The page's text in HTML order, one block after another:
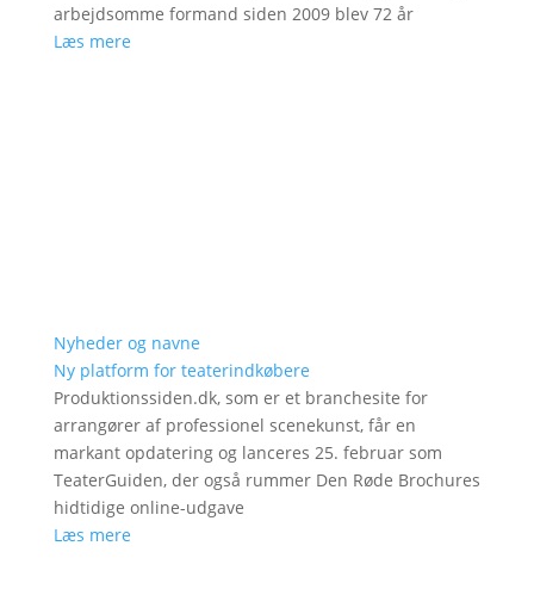
arbejdsomme formand siden 2009 blev 72 år
Læs mere
Nyheder og navne
Ny platform for teaterindkøbere
Produktionssiden.dk, som er et branchesite for
arrangører af professionel scenekunst, får en
markant opdatering og lanceres 25. februar som
TeaterGuiden, der også rummer Den Røde Brochures
hidtidige online-udgave
Læs mere